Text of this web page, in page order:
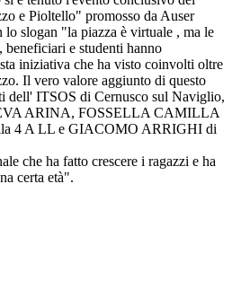
e Pioltello" promosso da Auser
slogan "la piazza è virtuale , ma le
e studenti hanno
iniziativa che ha visto coinvolti oltre
Il vero valore aggiunto di questo
dell' ITSOS di Cernusco sul Naviglio,
ARINA, FOSSELLA CAMILLA
4 A LL e GIACOMO ARRIGHI di
che ha fatto crescere i ragazzi e ha
certa età".